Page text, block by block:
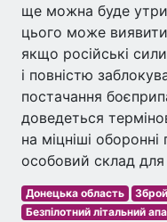
ще можна буде
цього може
якщо російські
і повністю
постачання
доведеться
на міцніші
особовий склад
Донецька область
Безпілотний літальний